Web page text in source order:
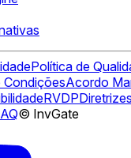
Política de
CondiçõesAcordo
RVDP
© InvGate